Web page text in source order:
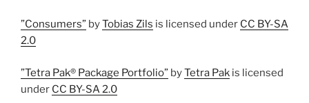
”Consumers” byTobias Zils is licensed under CC BY-SA
2.0
”Tetra Pak® Package Portfolio” byTetra Pak is licensed
under CC BY-SA 2.0